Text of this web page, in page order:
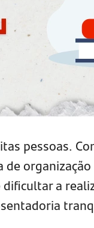
pessoas.
organização
a